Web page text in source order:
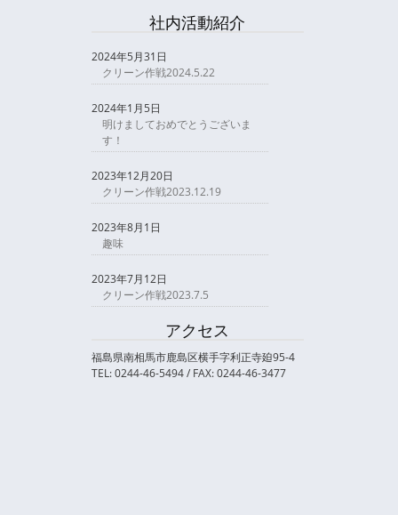
社内活動紹介
2024年5月31日
クリーン作戦2024.5.22
2024年1月5日
明けましておめでとうございま
す！
2023年12月20日
クリーン作戦2023.12.19
2023年8月1日
趣味
2023年7月12日
クリーン作戦2023.7.5
アクセス
福島県南相馬市鹿島区横手字利正寺廹95-4
TEL: 0244-46-5494 / FAX: 0244-46-3477